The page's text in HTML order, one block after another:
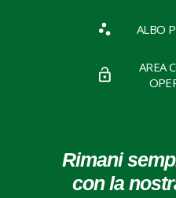
ALBO
AREA
Rimani
con la